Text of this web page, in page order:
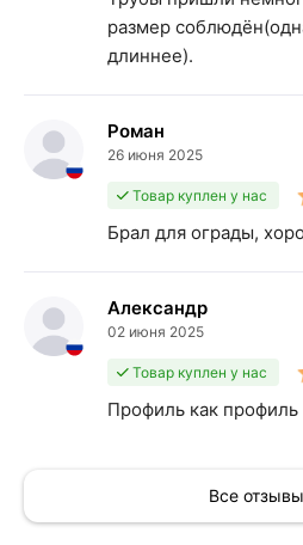
размер
длиннее).
Роман
26 июня 2025
Товар куплен у нас
Брал для ограды,
Александр
02 июня 2025
Товар куплен у нас
Профиль как профиль
Все